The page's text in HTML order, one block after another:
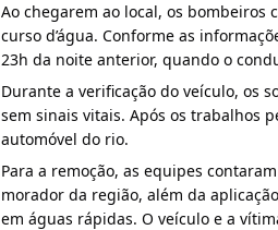
Ao chegarem ao local, os
curso d’água. Conforme as
23h da noite anterior, quando o
Durante a verificação do veículo, os
sem sinais vitais. Após os trabalhos
automóvel do rio.
Para a remoção, as equipes
morador da região, além da
em águas rápidas. O veículo e a